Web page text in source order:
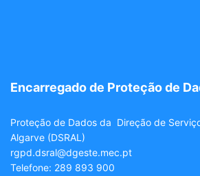
Encarregado de Proteção de
Proteção de Dados da Direção de
Algarve (DSRAL)
rgpd.dsral@dgeste.mec.pt
Telefone: 289 893 900